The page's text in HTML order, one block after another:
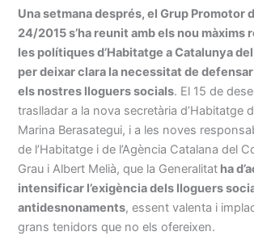
Una setmana després, el Grup Promotor
24/2015 s’ha reunit amb els nou màxims
les polítiques d’Habitatge a Catalunya del
per deixar clara la necessitat de
els nostres lloguers socials. El 15 de
traslladar a la nova secretària d’Habitatge
Marina Berasategui, i a les noves
de l’Habitatge i de l’Agència Catalana del
Grau i Albert Melià, que la Generalitat ha
intensificar l’exigència dels lloguers
antidesnonaments, essent valenta i
grans tenidors que no els ofereixen.